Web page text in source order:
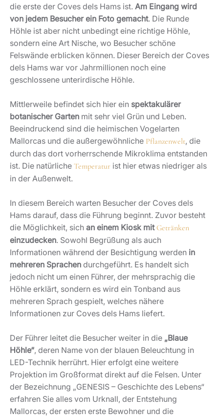
die erste der Coves dels Hams ist. Am Eingang wird
von jedem Besucher ein Foto gemacht. Die Runde
Höhle ist aber nicht unbedingt eine richtige Höhle,
sondern eine Art Nische, wo Besucher schöne
Felswände erblicken können. Dieser Bereich der Coves
dels Hams war vor Jahrmillionen noch eine
geschlossene unterirdische Höhle.
Mittlerweile befindet sich hier ein spektakulärer
botanischer Garten mit sehr viel Grün und Leben.
Beeindruckend sind die heimischen Vogelarten
Mallorcas und die außergewöhnliche Pflanzenwelt, die
durch das dort vorherrschende Mikroklima entstanden
ist. Die natürliche Temperatur ist hier etwas niedriger als
in der Außenwelt.
In diesem Bereich warten Besucher der Coves dels
Hams darauf, dass die Führung beginnt. Zuvor besteht
die Möglichkeit, sich an einem Kiosk mitGetränken
einzudecken. Sowohl Begrüßung als auch
Informationen während der Besichtigung werden in
mehreren Sprachen durchgeführt. Es handelt sich
jedoch nicht um einen Führer, der mehrsprachig die
Höhle erklärt, sondern es wird ein Tonband aus
mehreren Sprach gespielt, welches nähere
Informationen zur Coves dels Hams liefert.
Der Führer leitet die Besucher weiter in die „Blaue
Höhle“, deren Name von der blauen Beleuchtung in
LED-Technik herrührt. Hier erfolgt eine weitere
Projektion im Großformat direkt auf die Felsen. Unter
der Bezeichnung „GENESIS – Geschichte des Lebens“
erfahren Sie alles vom Urknall, der Entstehung
Mallorcas, der ersten erste Bewohner und die